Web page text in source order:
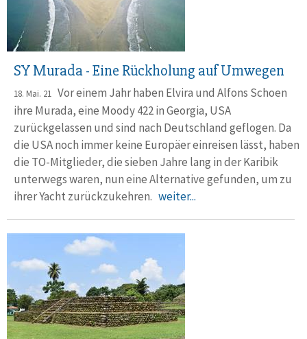
SY Murada - Eine Rückholung auf Umwegen
18. Mai. 21 Vor einem Jahr haben Elvira und Alfons Schoen
ihre Murada, eine Moody 422 in Georgia, USA
zurückgelassen und sind nach Deutschland geflogen. Da
die USA noch immer keine Europäer einreisen lässt, haben
die TO-Mitglieder, die sieben Jahre lang in der Karibik
unterwegs waren, nun eine Alternative gefunden, um zu
ihrer Yacht zurückzukehren. weiter...